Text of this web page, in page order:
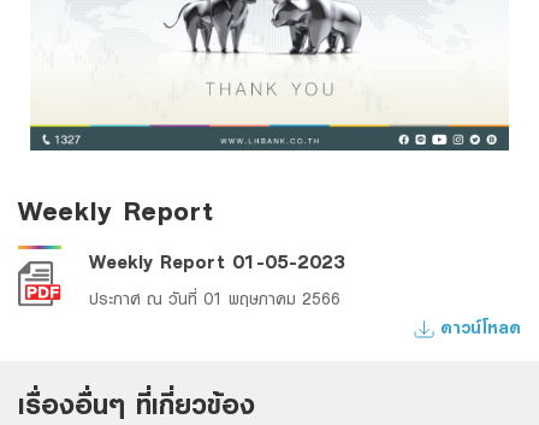
Weekly Report
Weekly Report 01-05-2023
ประกาศ ณ วันที่ 01 พฤษภาคม 2566
ดาวน์โหลด
เรื่องอื่นๆ ที่เกี่ยวข้อง